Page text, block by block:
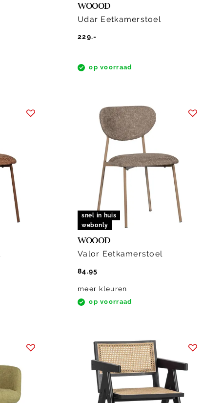
WOOOD
Udar Eetkamerstoel
229.-
op voorraad
snel in huis
webonly
WOOOD
Valor Eetkamerstoel
84.95
meer kleuren
op voorraad